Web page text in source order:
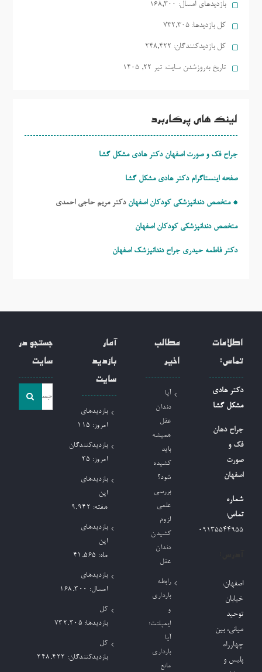
بازدیدهای امسال: 168,300
کل بازدیدها: 732,305
کل بازدیدکنند‌گان: 248,422
تاریخ به‌روزشدن سایت: تیر ۲۲, ۱۴۰۵
لینک های پرکاربرد
جراح فک و صورت اصفهان دکتر هادی مشکل گشا
صفحه اینستاگرام دکتر هادی مشکل گشا
* متخصص دندانپزشکی کودکان اصفهان دکتر مریم حاجی احمدی
متخصص دندانپزشکی کودکان اصفهان
دکتر فاطمه حیدری جراح دندانپزشک اصفهان
اطلاعات
تماس:
دکتر هادی
مشکل گشا
جراح دهان
فک و
صورت
اصفهان
شماره
تماس:
09135544955
اصفهان،
خیابان
توحید
میانی، بین
چهارراه
پلیس و
مطالب
اخیر
آیا
دندان
عقل
همیشه
باید
کشیده
شود؟
بررسی
علمی
لزوم
کشیدن
دندان
عقل
رابطه
بارداری
و
ایمپلنت؛
آیا
بارداری
مانع
آمار
بازدید
سایت
بازدیدهای
امروز: 115
بازدیدکنندگان
امروز: 35
بازدیدهای
این
هفته: 9,942
بازدیدهای
این
ماه: 41,565
بازدیدهای
امسال: 168,300
کل
بازدیدها: 732,305
کل
بازدیدکنند‌گان: 248,422
جستجو در
سایت